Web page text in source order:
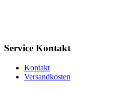
Service Kontakt
Kontakt
Versandkosten